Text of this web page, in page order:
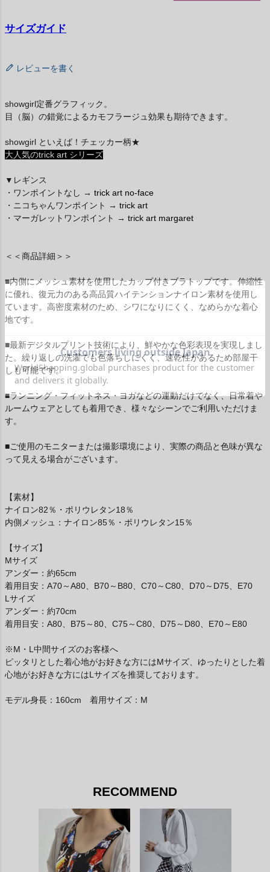
サイズガイド
レビューを書く
showgirl定番グラフィック。
目（脳）の錯覚によるカモフラージュ効果も期待できます。
showgirl といえば！チェッカー柄★
大人気のtrick art シリーズ
▼レギンス
・ワンポイントなし → trick art no-face
・ニコちゃんワンポイント → trick art
・マーガレットワンポイント → trick art margaret
＜＜商品詳細＞＞
■内側にメッシュ素材を使用したカップ付きブラトップです。伸縮性
に優れ、復元力のある高品質ハイテンションナイロン素材を使用し
ています。高密度素材のため、シワになりにくく、なめらかな着心
地です。
■最新デジタルプリント技術により、鮮やかな色彩表現を実現しまし
た。繰り返しの洗濯でも色落ちしにくく、速乾性があるため部屋干
しも可能です。
■ランニング・フィットネス・ヨガなどの運動だけでなく、日常着や
ルームウェアとしても着用でき、様々なシーンでご利用いただけま
す。
■ご使用のモニターまたは撮影環境により、実際の商品と色味が異な
って見える場合がございます。
【素材】
ナイロン82％・ポリウレタン18％
内側メッシュ：ナイロン85％・ポリウレタン15％
【サイズ】
Mサイズ
アンダー：約65cm
着用目安：A70～A80、B70～B80、C70～C80、D70～D75、E70
Lサイズ
アンダー：約70cm
着用目安：A80、B75～80、C75～C80、D75～D80、E70～E80
※M・L中間サイズのお客様へ
ピッタリとした着心地がお好きな方にはMサイズ、ゆったりとした着
心地がお好きな方にはLサイズを推奨しております。
モデル身長：160cm 着用サイズ：M
RECOMMEND